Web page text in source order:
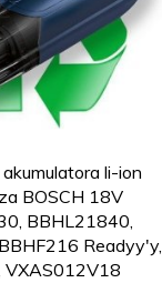
li-ion
BOSCH 18V
BBHL21840,
Readyy'y,
VXAS012V18